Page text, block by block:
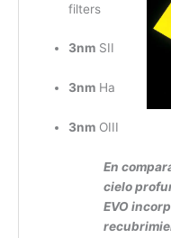
filters
3nmSII
3nmHa
3nmOIII
En
cielo
EVO